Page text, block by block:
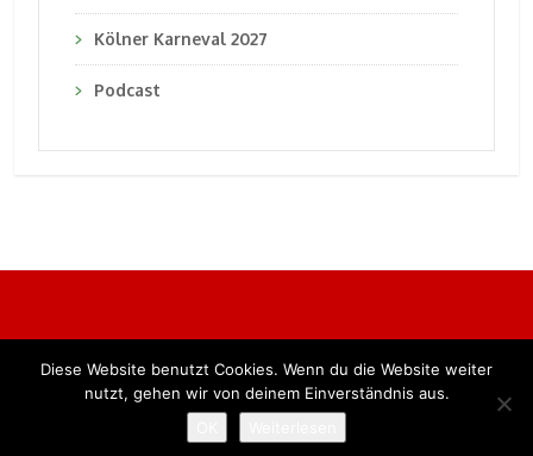
Kölner Karneval 2027
Podcast
Alle Rechte vorbehalten. BKB Verlag GmbH
Diese Website benutzt Cookies. Wenn du die Website weiter
nutzt, gehen wir von deinem Einverständnis aus.